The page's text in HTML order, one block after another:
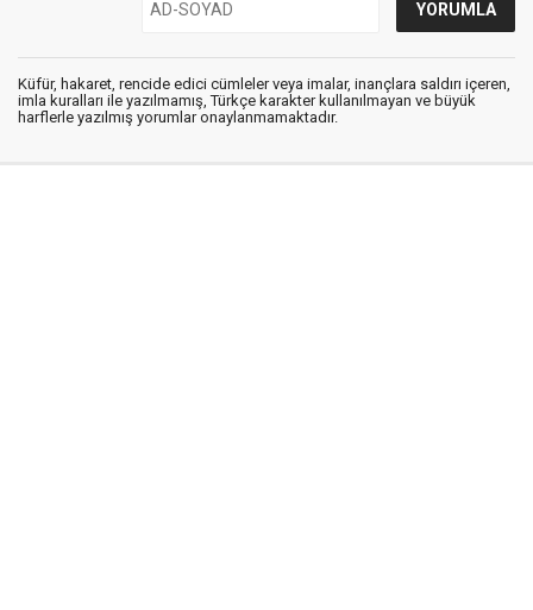
Küfür, hakaret, rencide edici cümleler veya imalar, inançlara saldırı içeren,
imla kuralları ile yazılmamış, Türkçe karakter kullanılmayan ve büyük
harflerle yazılmış yorumlar onaylanmamaktadır.